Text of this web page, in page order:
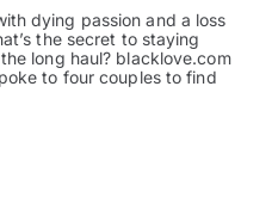
dying passion and a loss
the secret to staying
long haul? blacklove.com
to four couples to find